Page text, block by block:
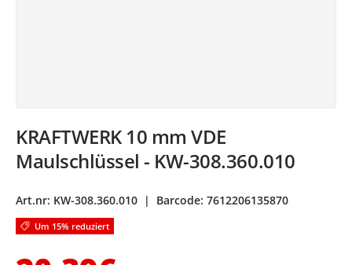
KRAFTWERK 10 mm VDE
Maulschlüssel - KW-308.360.010
Art.nr: KW-308.360.010 | Barcode: 7612206135870
Um 15% reduziert